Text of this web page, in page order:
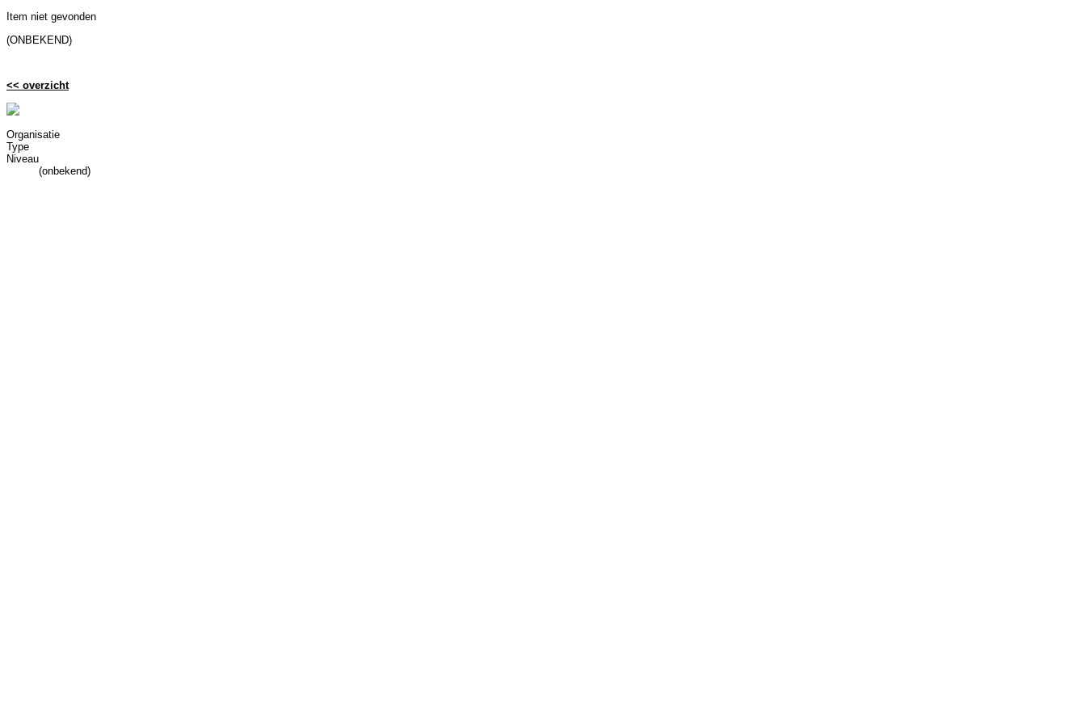
Item niet gevonden
(ONBEKEND)
<< overzicht
Organisatie
Type
Niveau
(onbekend)